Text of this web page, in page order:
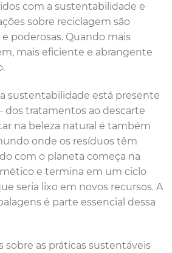
com a sustentabilidade e
sobre reciclagem são
poderosas. Quando mais
mais eficiente e abrangente
a sustentabilidade está presente
tratamentos ao descarte
na beleza natural é também
onde os resíduos têm
com o planeta começa na
e termina em um ciclo
seria lixo em novos recursos. A
é parte essencial dessa
sobre as práticas sustentáveis